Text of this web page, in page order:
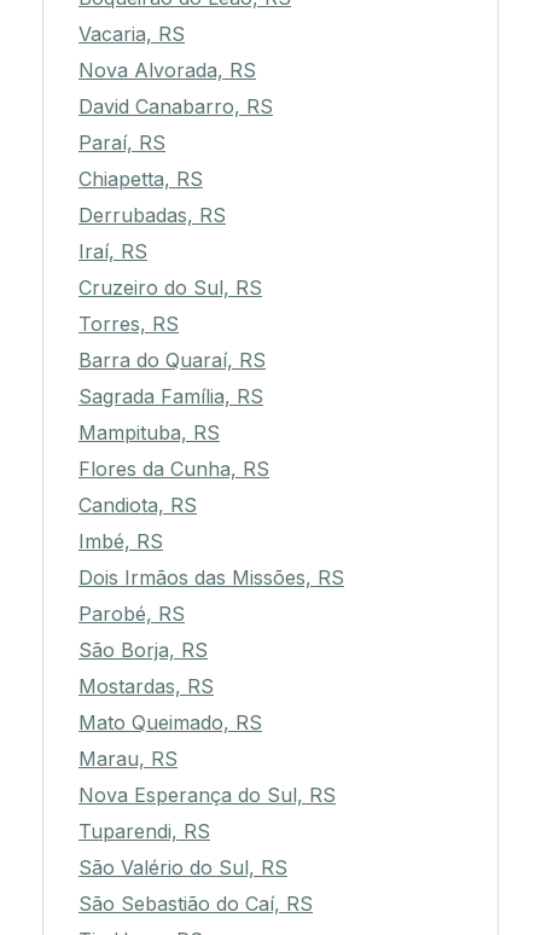
Vacaria, RS
Nova Alvorada, RS
David Canabarro, RS
Paraí, RS
Chiapetta, RS
Derrubadas, RS
Iraí, RS
Cruzeiro do Sul, RS
Torres, RS
Barra do Quaraí, RS
Sagrada Família, RS
Mampituba, RS
Flores da Cunha, RS
Candiota, RS
Imbé, RS
Dois Irmãos das Missões, RS
Parobé, RS
São Borja, RS
Mostardas, RS
Mato Queimado, RS
Marau, RS
Nova Esperança do Sul, RS
Tuparendi, RS
São Valério do Sul, RS
São Sebastião do Caí, RS